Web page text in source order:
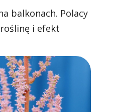
balkonach. Polacy
i efekt